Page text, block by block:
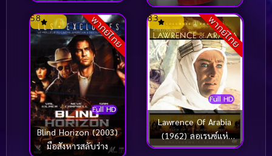
แมวตัวนั้นหายไปจาก
โลกนี้
ต้องเอาคืนก่อนถึงมือเธอ
2
พากย์ไทย
Full HD
5.8
Blind Horizon (2003)
มือสังหารสลับร่าง
พากย์ไทย
Full HD
8.3
Lawrence Of Arabia
(1962) ลอเรนซ์แห่
งอารเบีย